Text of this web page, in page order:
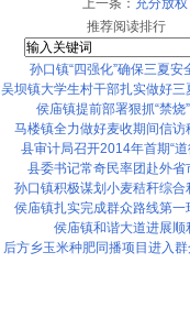
推荐阅读排行
孙口镇“四强化”确保三夏安
吴坝镇大学生村干部扎实做好三
侯庙镇提前部署狠抓“禁烧
马楼镇全力做好麦收期间信访
县审计局召开2014年首期“道
县委书记常奇民率团赴外省
孙口镇积极谋划小麦秸秆综合
侯庙镇扎实完成群众路线第一
侯庙镇和谐大道进展顺
后方乡玉米种肥同播项目进入群